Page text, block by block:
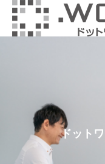
ドッ トワークP